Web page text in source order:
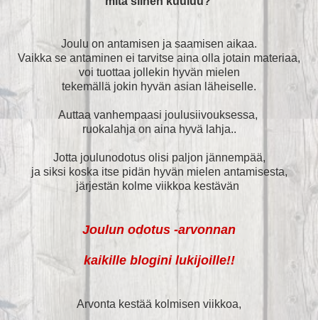
Joulu on antamisen ja saamisen aikaa.
Vaikka se antaminen ei tarvitse aina olla jotain materiaa,
voi tuottaa jollekin hyvän mielen
tekemällä jokin hyvän asian läheiselle.
Auttaa vanhempaasi joulusiivouksessa,
ruokalahja on aina hyvä lahja..
Jotta joulunodotus olisi paljon jännempää,
ja siksi koska itse pidän hyvän mielen antamisesta,
järjestän kolme viikkoa kestävän
Joulun odotus -arvonnan
kaikille blogini lukijoille!!
Arvonta kestää kolmisen viikkoa,